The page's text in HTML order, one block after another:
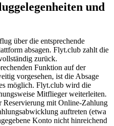
und
über die entsprechende
absagen. Flyt.club zahlt die
zurück.
Funktion auf der
vorgesehen, ist die Absage
möglich. Flyt.club wird die
Mitflieger weiterleiten.
Reservierung mit Online-Zahlung
auftreten (etwa
Konto nicht hinreichend